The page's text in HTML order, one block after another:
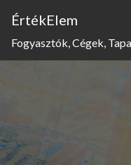
ÉrtékElem
Fogyasztók, Cégek,